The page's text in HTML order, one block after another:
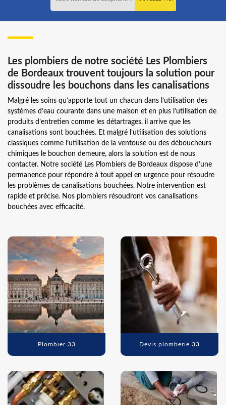
Les plombiers de notre société Les Plombiers
de Bordeaux trouvent toujours la solution pour
dissoudre les bouchons dans les canalisations
Malgré les soins qu’apporte tout un chacun dans l’utilisation des
systèmes d’eau courante dans une maison et en plus l’utilisation de
produits d’entretien comme les détartrages, il arrive que les
canalisations sont bouchées. Et malgré l’utilisation des solutions
classiques comme l’utilisation de la ventouse ou des déboucheurs
chimiques le bouchon demeure, alors la solution est de nous
contacter. Notre société Les Plombiers de Bordeaux dispose d’une
permanence pour répondre à tout appel en urgence pour résoudre
les problèmes de canalisations bouchées. Notre intervention est
rapide et précise. Nos plombiers résoudront vos canalisations
bouchées avec efficacité.
Plombier 33 Devis plomberie 33